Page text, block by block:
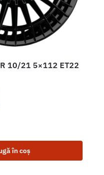
10/21 5×112 ET22
în coș